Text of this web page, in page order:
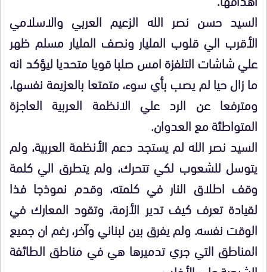
السيد حسن نصر الله الزعيم العربي والاسلامي
الأقرب الي قلوب المليار ونصف المليار مسلم ظهر
علي شاشات التلفزة امس صلبا قويا متحديا ليؤكد انه
ما زال حيا لم يصب بأي سوء، متمتعا بالعزيمة نفسها،
ومترفعا عن الرد علي الانظمة العربية العاجزة
المتواطئة مع العدوان.
السيد نصر الله لم يستجد دعم الأنظمة العربية، ولم
يتوسل للشعوب لكي تتحرك، ولم يتطرق الي كلمة
وقف اطلاق النار في كلمته، وقدم نموذجا فذا
لقيادة تعرف كيف تدير الأزمة، وتقود المعارك في
الوقت نفسه. ولم يفرق بين لبناني وآخر، رغم ان جميع
المناطق التي جري تدميرها هي في مناطق الطائفة